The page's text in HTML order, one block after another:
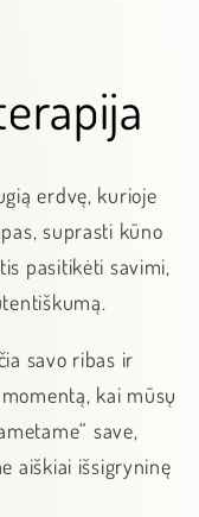
erdvę, kurioje
suprasti kūno
pasitikėti savimi,
savo ribas ir
kai mūsų
save,
aiškiai išsigryninę